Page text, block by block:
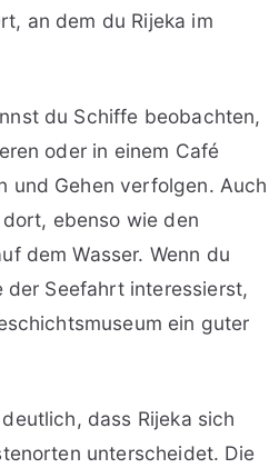
an dem du Rijeka im
du Schiffe beobachten,
oder in einem Café
und Gehen verfolgen. Auch
ebenso wie den
dem Wasser. Wenn du
Seefahrt interessierst,
ein guter
dass Rijeka sich
unterscheidet. Die